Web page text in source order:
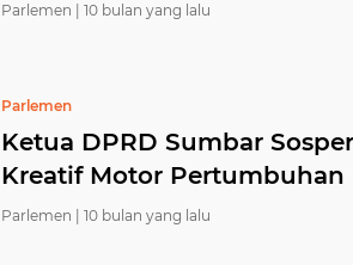
Parlemen | 10 bulan yang lalu
Parlemen
Ketua DPRD Sumbar
Kreatif Motor Pertumbuhan
Parlemen | 10 bulan yang lalu